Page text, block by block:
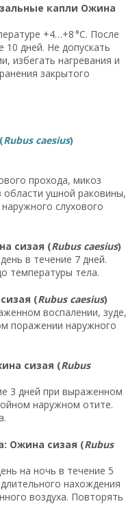
капли Ожина
+4…+8 °C. После
10 дней. Не допускать
избегать нагревания и
закрытого
Rubus caesius)
прохода, микоз
области ушной раковины,
слухового
сизая (Rubus caesius)
в течение 7 дней.
температуры тела.
(Rubus caesius)
воспалении, зуде,
поражении наружного
сизая (Rubus
3 дней при выраженном
наружном отите.
Ожина сизая (Rubus
на ночь в течение 5
нахождения
воздуха. Повторять